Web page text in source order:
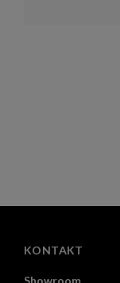
KONTAKT
Showroom